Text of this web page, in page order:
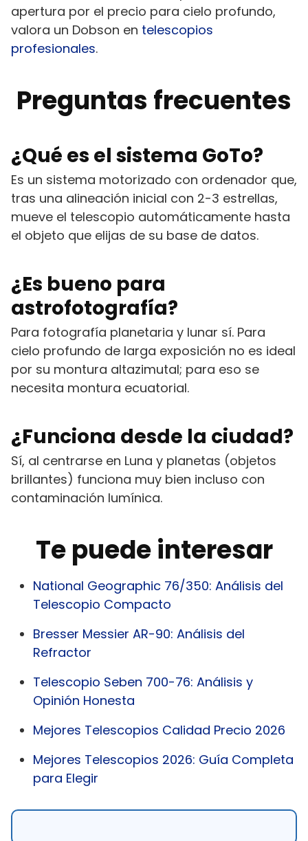
apertura por el precio para cielo profundo,
valora un Dobson en telescopios
profesionales.
Preguntas frecuentes
¿Qué es el sistema GoTo?
Es un sistema motorizado con ordenador que,
tras una alineación inicial con 2-3 estrellas,
mueve el telescopio automáticamente hasta
el objeto que elijas de su base de datos.
¿Es bueno para
astrofotografía?
Para fotografía planetaria y lunar sí. Para
cielo profundo de larga exposición no es ideal
por su montura altazimutal; para eso se
necesita montura ecuatorial.
¿Funciona desde la ciudad?
Sí, al centrarse en Luna y planetas (objetos
brillantes) funciona muy bien incluso con
contaminación lumínica.
Te puede interesar
National Geographic 76/350: Análisis del
Telescopio Compacto
Bresser Messier AR-90: Análisis del
Refractor
Telescopio Seben 700-76: Análisis y
Opinión Honesta
Mejores Telescopios Calidad Precio 2026
Mejores Telescopios 2026: Guía Completa
para Elegir